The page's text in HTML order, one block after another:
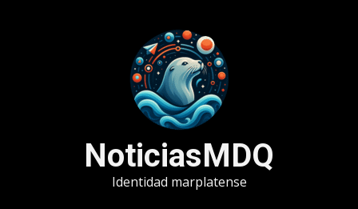
NoticiasMDQ
Identidad marplatense